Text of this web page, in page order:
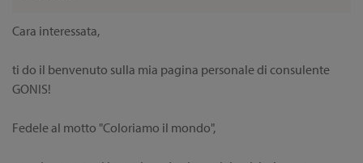
Cara interessata,
ti do il benvenuto sulla mia pagina personale di consulente
GONIS!
Fedele al motto "Coloriamo il mondo",